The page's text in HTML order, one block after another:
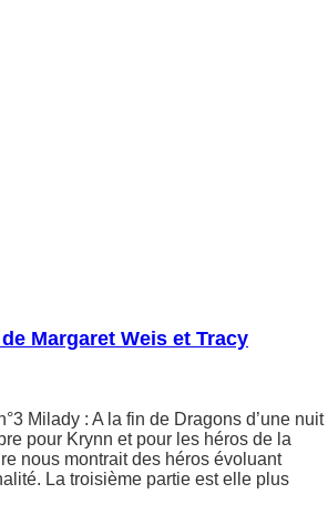
Margaret Weis et Tracy
Milady : A la fin de Dragons d’une nuit
pour Krynn et pour les héros de la
nous montrait des héros évoluant
La troisième partie est elle plus